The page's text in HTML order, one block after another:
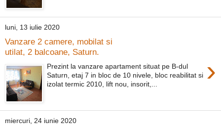
luni, 13 iulie 2020
Vanzare 2 camere, mobilat si
utilat, 2 balcoane, Saturn.
›
Prezint la vanzare apartament situat pe B-dul
Saturn, etaj 7 in bloc de 10 nivele, bloc reabilitat si
izolat termic 2010, lift nou, insorit,...
miercuri, 24 iunie 2020